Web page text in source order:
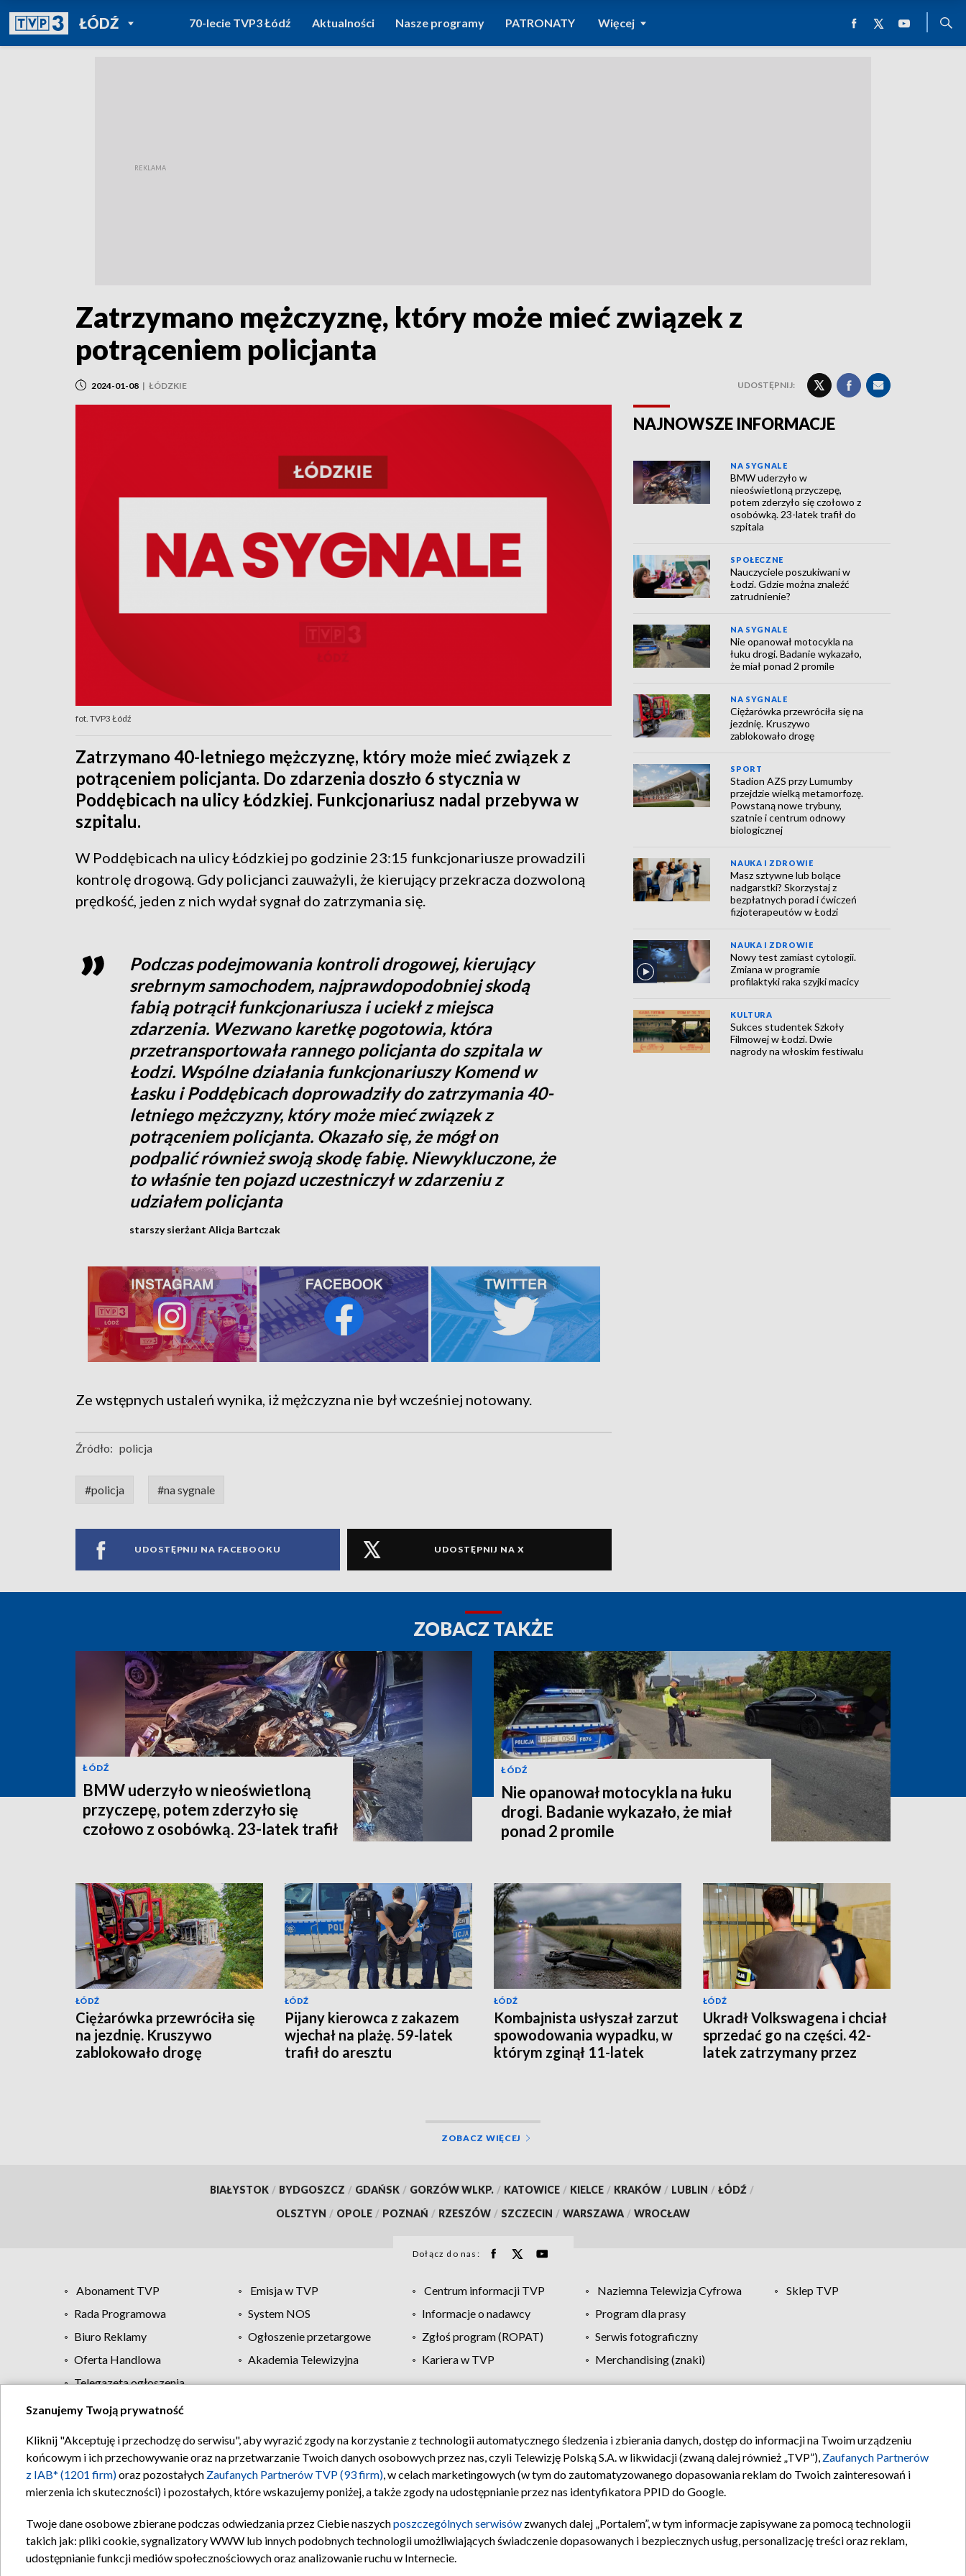
ŁÓDŹPOWRÓT DO
TVP REGIONY
70-lecie TVP3 Łódź Aktualności Nasze programy PATRONATY Więcej
Zatrzymano mężczyznę, który może mieć związek z
potrąceniem policjanta
2024-01-08 | ŁÓDZKIE UDOSTĘPNIJ:
fot. TVP3 Łódź
Zatrzymano 40-letniego mężczyznę, który może mieć związek z
potrąceniem policjanta. Do zdarzenia doszło 6 stycznia w
Poddębicach na ulicy Łódzkiej. Funkcjonariusz nadal przebywa w
szpitalu.
W Poddębicach na ulicy Łódzkiej po godzinie 23:15 funkcjonariusze prowadzili
kontrolę drogową. Gdy policjanci zauważyli, że kierujący przekracza dozwoloną
prędkość, jeden z nich wydał sygnał do zatrzymania się.
Podczas podejmowania kontroli drogowej, kierujący
srebrnym samochodem, najprawdopodobniej skodą
fabią potrącił funkcjonariusza i uciekł z miejsca
zdarzenia. Wezwano karetkę pogotowia, która
przetransportowała rannego policjanta do szpitala w
Łodzi. Wspólne działania funkcjonariuszy Komend w
Łasku i Poddębicach doprowadziły do zatrzymania 40-
letniego mężczyzny, który może mieć związek z
potrąceniem policjanta. Okazało się, że mógł on
podpalić również swoją skodę fabię. Niewykluczone, że
to właśnie ten pojazd uczestniczył w zdarzeniu z
udziałem policjanta
starszy sierżant Alicja Bartczak
Ze wstępnych ustaleń wynika, iż mężczyzna nie był wcześniej notowany.
Źródło: policja
#policja #na sygnale
UDOSTĘPNIJ NA FACEBOOKU UDOSTĘPNIJ NA X
NAJNOWSZE INFORMACJE
NA SYGNALE
BMW uderzyło w
nieoświetloną przyczepę,
potem zderzyło się czołowo z
osobówką. 23-latek trafił do
szpitala
SPOŁECZNE
Nauczyciele poszukiwani w
Łodzi. Gdzie można znaleźć
zatrudnienie?
NA SYGNALE
Nie opanował motocykla na
łuku drogi. Badanie wykazało,
że miał ponad 2 promile
NA SYGNALE
Ciężarówka przewróciła się na
jezdnię. Kruszywo
zablokowało drogę
SPORT
Stadion AZS przy Lumumby
przejdzie wielką metamorfozę.
Powstaną nowe trybuny,
szatnie i centrum odnowy
biologicznej
NAUKA I ZDROWIE
Masz sztywne lub bolące
nadgarstki? Skorzystaj z
bezpłatnych porad i ćwiczeń
fizjoterapeutów w Łodzi
NAUKA I ZDROWIE
Nowy test zamiast cytologii.
Zmiana w programie
profilaktyki raka szyjki macicy
KULTURA
Sukces studentek Szkoły
Filmowej w Łodzi. Dwie
nagrody na włoskim festiwalu
ZOBACZ TAKŻE
ŁÓDŹ
BMW uderzyło w nieoświetloną
przyczepę, potem zderzyło się
czołowo z osobówką. 23-latek trafił
ŁÓDŹ
Nie opanował motocykla na łuku
drogi. Badanie wykazało, że miał
ponad 2 promile
ŁÓDŹ
Ciężarówka przewróciła się
na jezdnię. Kruszywo
zablokowało drogę
ŁÓDŹ
Pijany kierowca z zakazem
wjechał na plażę. 59-latek
trafił do aresztu
ŁÓDŹ
Kombajnista usłyszał zarzut
spowodowania wypadku, w
którym zginął 11-latek
ŁÓDŹ
Ukradł Volkswagena i chciał
sprzedać go na części. 42-
latek zatrzymany przez
ZOBACZ WIĘCEJ
BIAŁYSTOK / BYDGOSZCZ / GDAŃSK / GORZÓW WLKP. / KATOWICE / KIELCE / KRAKÓW / LUBLIN / ŁÓDŹ /
OLSZTYN / OPOLE / POZNAŃ / RZESZÓW / SZCZECIN / WARSZAWA / WROCŁAW
Dołącz do nas:
Abonament TVP Emisja w TVP Centrum informacji TVP Naziemna Telewizja Cyfrowa
Sklep TVP
Rada Programowa
System NOS Informacje o nadawcy
Program dla prasy
Biuro Reklamy
Ogłoszenie przetargowe Zgłoś program (ROPAT)
Serwis fotograficzny
Oferta Handlowa
Akademia Telewizyjna Kariera w TVP
Merchandising (znaki)
Telegazeta ogłoszenia
Regulamin TVP Polityka prywatności Moje zgody Pomoc Biuro reklamy Kontakt
Szanujemy Twoją prywatność
Kliknij "Akceptuję i przechodzę do serwisu", aby wyrazić zgody na korzystanie z technologii automatycznego śledzenia i zbierania danych, dostęp do informacji na Twoim urządzeniu
końcowym i ich przechowywanie oraz na przetwarzanie Twoich danych osobowych przez nas, czyli Telewizję Polską S.A. w likwidacji (zwaną dalej również „TVP”), Zaufanych Partnerów
z IAB* (1201 firm)oraz pozostałych Zaufanych Partnerów TVP (93 firm), w celach marketingowych (w tym do zautomatyzowanego dopasowania reklam do Twoich zainteresowań i
mierzenia ich skuteczności) i pozostałych, które wskazujemy poniżej, a także zgody na udostępnianie przez nas identyfikatora PPID do Google.
Twoje dane osobowe zbierane podczas odwiedzania przez Ciebie naszychposzczególnych serwisów zwanych dalej „Portalem”, w tym informacje zapisywane za pomocą technologii
takich jak: pliki cookie, sygnalizatory WWW lub innych podobnych technologii umożliwiających świadczenie dopasowanych i bezpiecznych usług, personalizację treści oraz reklam,
udostępnianie funkcji mediów społecznościowych oraz analizowanie ruchu w Internecie.